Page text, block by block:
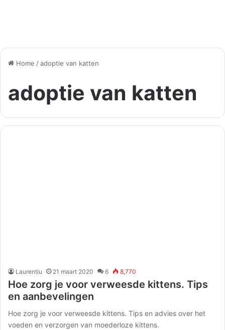
Home /adoptie van katten
adoptie van katten
Laurentiu 21 maart 2020 6 8,770
Hoe zorg je voor verweesde kittens. Tips
en aanbevelingen
Hoe zorg je voor verweesde kittens. Tips en advies over het
voeden en verzorgen van moederloze kittens.